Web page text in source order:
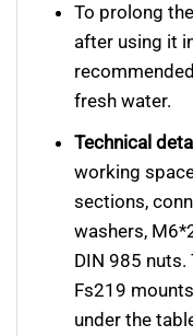
To prolong
after using it
fresh water.
Technical
working
sections,
washers,
DIN 985
Fs219
under the